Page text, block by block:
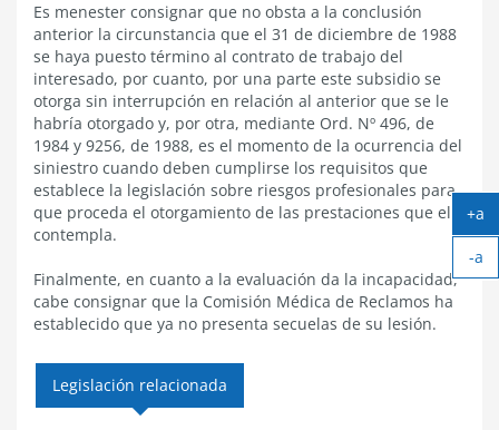
Es menester consignar que no obsta a la conclusión
anterior la circunstancia que el 31 de diciembre de 1988
se haya puesto término al contrato de trabajo del
interesado, por cuanto, por una parte este subsidio se
otorga sin interrupción en relación al anterior que se le
habría otorgado y, por otra, mediante Ord. Nº 496, de
1984 y 9256, de 1988, es el momento de la ocurrencia del
siniestro cuando deben cumplirse los requisitos que
establece la legislación sobre riesgos profesionales para
que proceda el otorgamiento de las prestaciones que ella
contempla.
Finalmente, en cuanto a la evaluación da la incapacidad,
cabe consignar que la Comisión Médica de Reclamos ha
establecido que ya no presenta secuelas de su lesión.
Legislación relacionada
+a
-a